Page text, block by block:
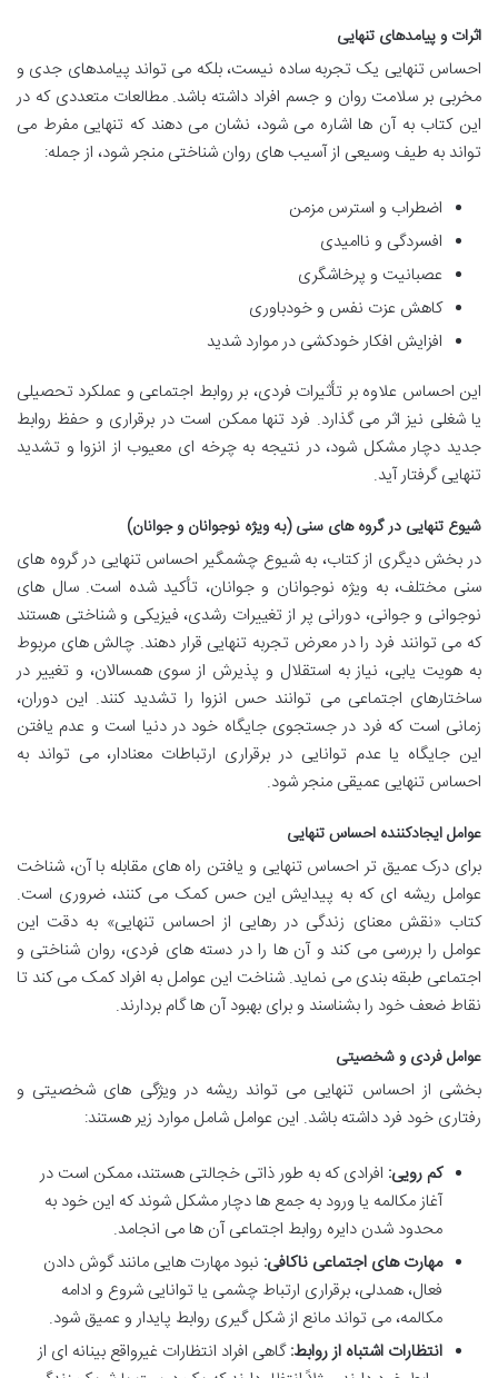
اثرات و پیامدهای تنهایی
احساس تنهایی یک تجربه ساده نیست، بلکه می تواند پیامدهای جدی و
مخربی بر سلامت روان و جسم افراد داشته باشد. مطالعات متعددی که در
این کتاب به آن ها اشاره می شود، نشان می دهند که تنهایی مفرط می
تواند به طیف وسیعی از آسیب های روان شناختی منجر شود، از جمله:
اضطراب و استرس مزمن
افسردگی و ناامیدی
عصبانیت و پرخاشگری
کاهش عزت نفس و خودباوری
افزایش افکار خودکشی در موارد شدید
این احساس علاوه بر تأثیرات فردی، بر روابط اجتماعی و عملکرد تحصیلی
یا شغلی نیز اثر می گذارد. فرد تنها ممکن است در برقراری و حفظ روابط
جدید دچار مشکل شود، در نتیجه به چرخه ای معیوب از انزوا و تشدید
تنهایی گرفتار آید.
شیوع تنهایی در گروه های سنی (به ویژه نوجوانان و جوانان)
در بخش دیگری از کتاب، به شیوع چشمگیر احساس تنهایی در گروه های
سنی مختلف، به ویژه نوجوانان و جوانان، تأکید شده است. سال های
نوجوانی و جوانی، دورانی پر از تغییرات رشدی، فیزیکی و شناختی هستند
که می توانند فرد را در معرض تجربه تنهایی قرار دهند. چالش های مربوط
به هویت یابی، نیاز به استقلال و پذیرش از سوی همسالان، و تغییر در
ساختارهای اجتماعی می توانند حس انزوا را تشدید کنند. این دوران،
زمانی است که فرد در جستجوی جایگاه خود در دنیا است و عدم یافتن
این جایگاه یا عدم توانایی در برقراری ارتباطات معنادار، می تواند به
احساس تنهایی عمیقی منجر شود.
عوامل ایجادکننده احساس تنهایی
برای درک عمیق تر احساس تنهایی و یافتن راه های مقابله با آن، شناخت
عوامل ریشه ای که به پیدایش این حس کمک می کنند، ضروری است.
کتاب «نقش معنای زندگی در رهایی از احساس تنهایی» به دقت این
عوامل را بررسی می کند و آن ها را در دسته های فردی، روان شناختی و
اجتماعی طبقه بندی می نماید. شناخت این عوامل به افراد کمک می کند تا
نقاط ضعف خود را بشناسند و برای بهبود آن ها گام بردارند.
عوامل فردی و شخصیتی
بخشی از احساس تنهایی می تواند ریشه در ویژگی های شخصیتی و
رفتاری خود فرد داشته باشد. این عوامل شامل موارد زیر هستند:
کم رویی: افرادی که به طور ذاتی خجالتی هستند، ممکن است در
آغاز مکالمه یا ورود به جمع ها دچار مشکل شوند که این خود به
محدود شدن دایره روابط اجتماعی آن ها می انجامد.
مهارت های اجتماعی ناکافی: نبود مهارت هایی مانند گوش دادن
فعال، همدلی، برقراری ارتباط چشمی یا توانایی شروع و ادامه
مکالمه، می تواند مانع از شکل گیری روابط پایدار و عمیق شود.
انتظارات اشتباه از روابط:گاهی افراد انتظارات غیرواقع بینانه ای از